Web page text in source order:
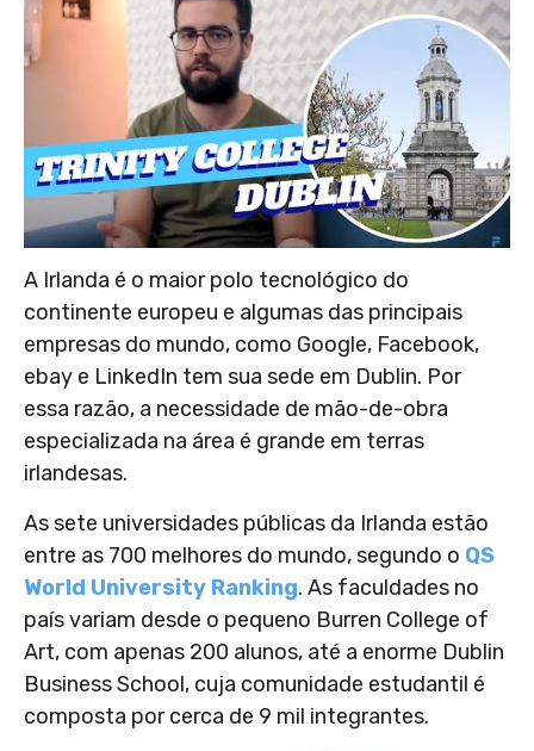
A Irlanda é o maior polo tecnológico do
continente europeu e algumas das principais
empresas do mundo, como Google, Facebook,
ebay e LinkedIn tem sua sede em Dublin. Por
essa razão, a necessidade de mão-de-obra
especializada na área é grande em terras
irlandesas.
As sete universidades públicas da Irlanda estão
entre as 700 melhores do mundo, segundo o QS
World University Ranking. As faculdades no
país variam desde o pequeno Burren College of
Art, com apenas 200 alunos, até a enorme Dublin
Business School, cuja comunidade estudantil é
composta por cerca de 9 mil integrantes.